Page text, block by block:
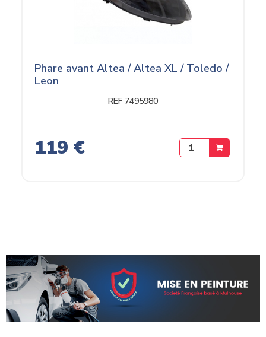
Phare avant Altea / Altea XL / Toledo /
Leon
REF 7495980
119 €